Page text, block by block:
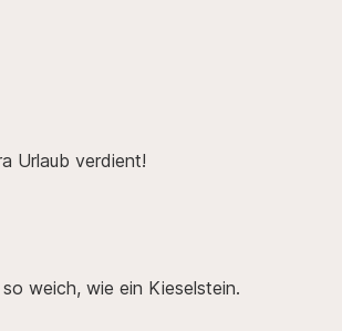
Urlaub verdient!
weich, wie ein Kieselstein.